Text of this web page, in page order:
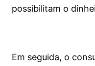
possibilitam o
Em seguida, o